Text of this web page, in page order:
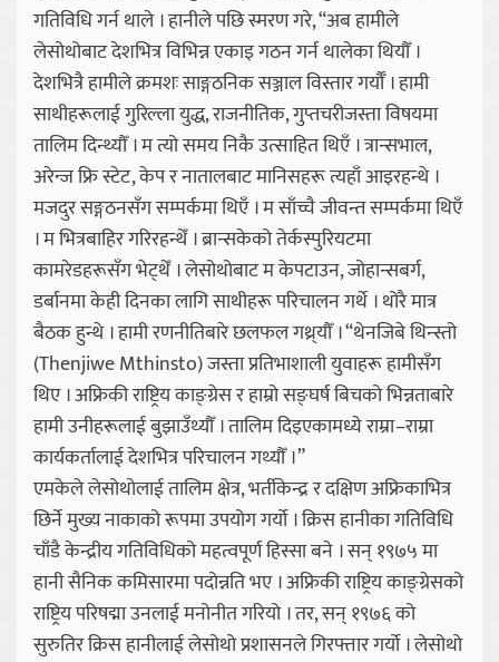
गतिविधि गर्न थाले । हानीले पछि स्मरण गरे, “अब हामीले
लेसोथोबाट देशभित्र विभिन्न एकाइ गठन गर्न थालेका थियौँ ।
देशभित्रै हामीले क्रमशः साङ्गठनिक सञ्जाल विस्तार गर्यौँ । हामी
साथीहरूलाई गुरिल्ला युद्ध, राजनीतिक, गुप्तचरीजस्ता विषयमा
तालिम दिन्थ्यौँ । म त्यो समय निकै उत्साहित थिएँ । त्रान्सभाल,
अरेन्ज फ्रि स्टेट, केप र नातालबाट मानिसहरू त्यहाँ आइरहन्थे ।
मजदुर सङ्गठनसँग सम्पर्कमा थिएँ । म साँच्चै जीवन्त सम्पर्कमा थिएँ
। म भित्रबाहिर गरिरहन्थेँ । ब्रान्सकेको तेर्कस्पुरियटमा
कामरेडहरूसँग भेट्थेँ । लेसोथोबाट म केपटाउन, जोहान्सबर्ग,
डर्बानमा केही दिनका लागि साथीहरू परिचालन गर्थे । थोरै मात्र
बैठक हुन्थे । हामी रणनीतिबारे छलफल गथ्र्यौँ । “थेनजिबे थिन्स्तो
(Thenjiwe Mthinsto) जस्ता प्रतिभाशाली युवाहरू हामीसँग
थिए । अफ्रिकी राष्ट्रिय काङ्ग्रेस र हाम्रो सङ्घर्ष बिचको भिन्नताबारे
हामी उनीहरूलाई बुझाउँथ्यौँ । तालिम दिइएकामध्ये राम्रा–राम्रा
कार्यकर्तालाई देशभित्र परिचालन गथ्यौँ ।”
एमकेले लेसोथोलाई तालिम क्षेत्र, भर्तीकेन्द्र र दक्षिण अफ्रिकाभित्र
छिर्ने मुख्य नाकाको रूपमा उपयोग गर्यो । क्रिस हानीका गतिविधि
चाँडै केन्द्रीय गतिविधिको महत्वपूर्ण हिस्सा बने । सन् १९७५ मा
हानी सैनिक कमिसारमा पदोन्नति भए । अफ्रिकी राष्ट्रिय काङ्ग्रेसको
राष्ट्रिय परिषद्मा उनलाई मनोनीत गरियो । तर, सन् १९७६ को
सुरुतिर क्रिस हानीलाई लेसोथो प्रशासनले गिरफ्तार गर्यो । लेसोथो